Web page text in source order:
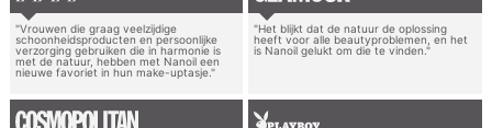
"Vrouwen die graag veelzijdige
schoonheidsproducten en persoonlijke
verzorging gebruiken die in harmonie is
met de natuur, hebben met Nanoil een
nieuwe favoriet in hun make-uptasje."
"Het blijkt dat de natuur de oplossing
heeft voor alle beautyproblemen, en het
is Nanoil gelukt om die te vinden."